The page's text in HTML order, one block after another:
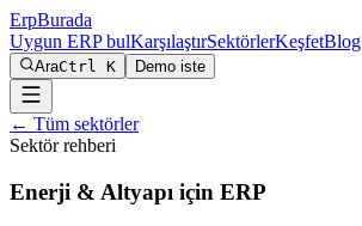
ErpBurada
Uygun ERP bulKarşılaştırSektörlerKeşfetBlog
AraCtrl K Demo iste
← Tüm sektörler
Sektör rehberi
Enerji & Altyapı için ERP